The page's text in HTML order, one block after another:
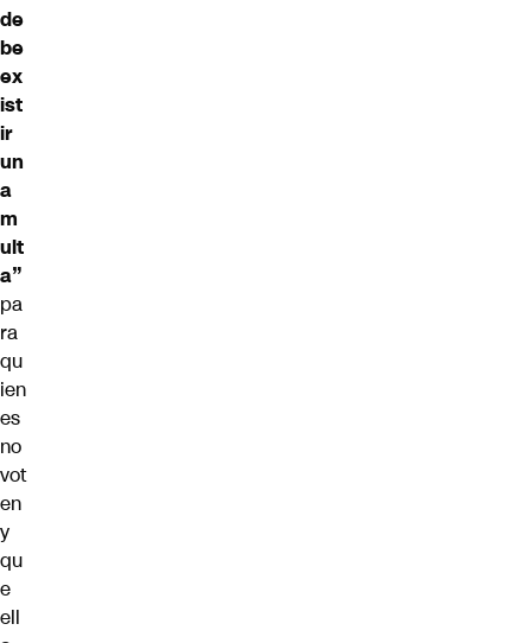
de
be
ex
ist
ir
un
a
m
ult
a”
pa
ra
qu
ien
es
no
vot
en
y
qu
e
ell